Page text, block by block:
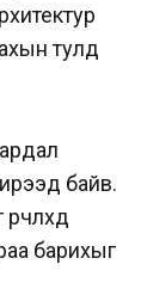
тулд
байв.
барихыг